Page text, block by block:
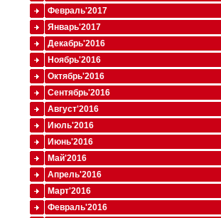
Февраль'2017
Январь'2017
Декабрь'2016
Ноябрь'2016
Октябрь'2016
Сентябрь'2016
Август'2016
Июль'2016
Июнь'2016
Май'2016
Апрель'2016
Март'2016
Февраль'2016